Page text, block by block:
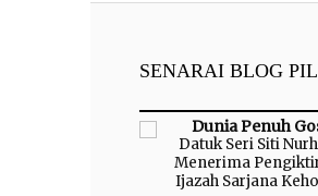
SENARAI BLOG
Dunia Penuh
Datuk Seri Siti
Menerima
Ijazah Sarjana